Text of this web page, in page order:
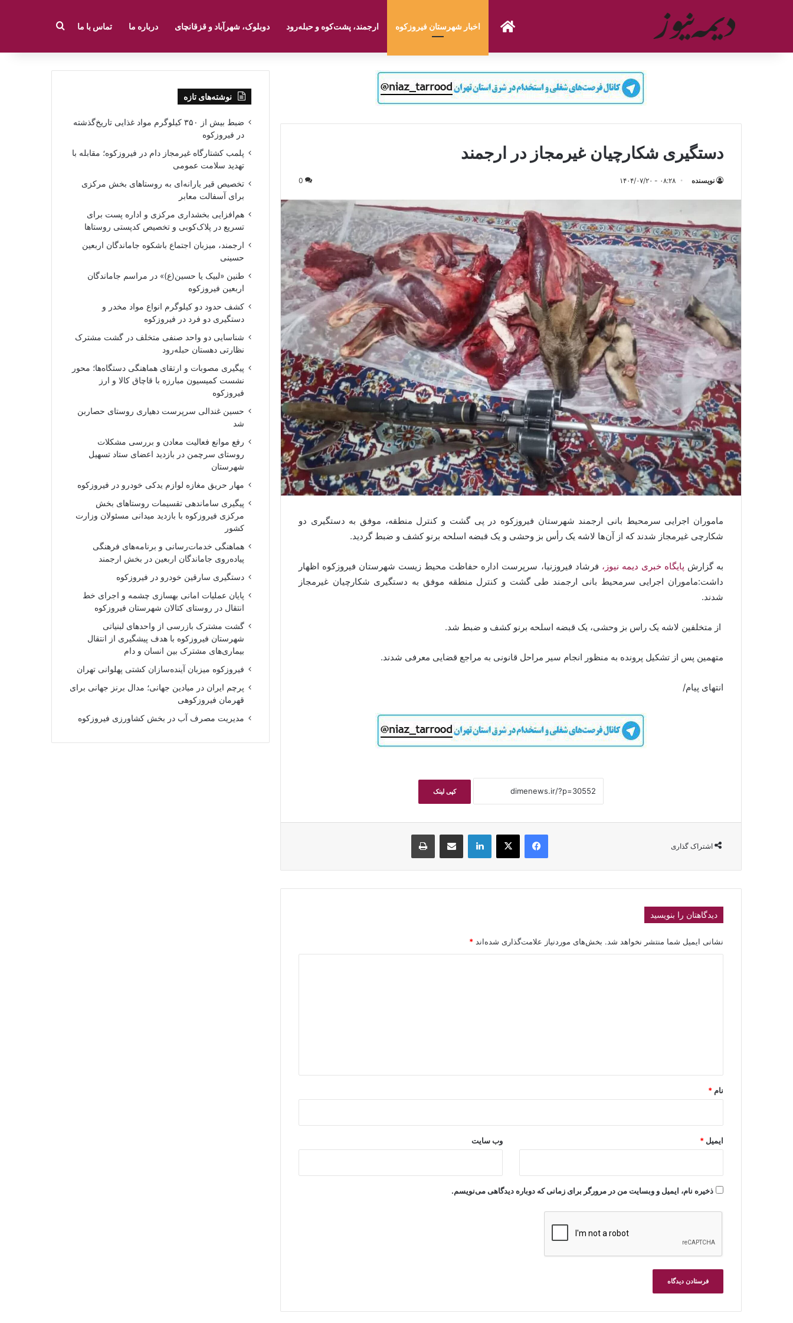
صفحه نخست
اخبار شهرستان فیروزکوه ارجمند، پشت‌کوه و حبله‌رود دوبلوک، شهرآباد و قزقانچای درباره ما تماس با ما جستجو برای
دستگیری شکارچیان غیرمجاز در ارجمند
نویسنده ۰۸:۲۸ - ۱۴۰۴/۰۷/۲۰ 0
ماموران اجرایی سرمحیط بانی ارجمند شهرستان فیروزکوه در پی گشت و کنترل منطقه، موفق به دستگیری دو
شکارچی غیرمجاز شدند که از آن‌ها لاشه یک رأس بز وحشی و یک قبضه اسلحه برنو کشف و ضبط گردید.
به گزارش پایگاه خبری دیمه نیوز، فرشاد فیروزنیا، سرپرست اداره حفاظت محیط زیست شهرستان فیروزکوه اظهار
داشت:ماموران اجرایی سرمحیط بانی ارجمند طی گشت و کنترل منطقه موفق به دستگیری شکارچیان غیرمجاز
شدند.
از متخلفین لاشه یک راس بز وحشی، یک قبضه اسلحه برنو کشف و ضبط شد.
متهمین پس از تشکیل پرونده به منظور انجام سیر مراحل قانونی به مراجع قضایی معرفی شدند.
انتهای پیام/
کپی لینک
اشتراک گذاری
فیسبوکایکس لینکداین اشتراک گذاری با ایمیل چاپ
دیدگاهتان را بنویسید
نشانی ایمیل شما منتشر نخواهد شد. بخش‌های موردنیاز علامت‌گذاری شده‌اند *
نام *
ایمیل * وب‌ سایت
ذخیره نام، ایمیل و وبسایت من در مرورگر برای زمانی که دوباره دیدگاهی می‌نویسم.
نوشته‌های تازه
ضبط بیش از ۳۵۰ کیلوگرم مواد غذایی تاریخ‌گذشته
در فیروزکوه
پلمب کشتارگاه غیرمجاز دام در فیروزکوه؛ مقابله با
تهدید سلامت عمومی
تخصیص قیر یارانه‌ای به روستاهای بخش مرکزی
برای آسفالت معابر
هم‌افزایی بخشداری مرکزی و اداره پست برای
تسریع در پلاک‌کوبی و تخصیص کدپستی روستاها
ارجمند، میزبان اجتماع باشکوه جاماندگان اربعین
حسینی
طنین «لبیک یا حسین(ع)» در مراسم جاماندگان
اربعین فیروزکوه
کشف حدود دو کیلوگرم انواع مواد مخدر و
دستگیری دو فرد در فیروزکوه
شناسایی دو واحد صنفی متخلف در گشت مشترک
نظارتی دهستان حبله‌رود
پیگیری مصوبات و ارتقای هماهنگی دستگاه‌ها؛ محور
نشست کمیسیون مبارزه با قاچاق کالا و ارز
فیروزکوه
حسین غندالی سرپرست دهیاری روستای حصاربن
شد
رفع موانع فعالیت معادن و بررسی مشکلات
روستای سرچمن در بازدید اعضای ستاد تسهیل
شهرستان
مهار حریق مغازه لوازم یدکی خودرو در فیروزکوه
پیگیری ساماندهی تقسیمات روستاهای بخش
مرکزی فیروزکوه با بازدید میدانی مسئولان وزارت
کشور
هماهنگی خدمات‌رسانی و برنامه‌های فرهنگی
پیاده‌روی جاماندگان اربعین در بخش ارجمند
دستگیری سارقین خودرو در فیروزکوه
پایان عملیات امانی بهسازی چشمه و اجرای خط
انتقال در روستای کتالان شهرستان فیروزکوه
گشت مشترک بازرسی از واحدهای لبنیاتی
شهرستان فیروزکوه با هدف پیشگیری از انتقال
بیماری‌های مشترک بین انسان و دام
فیروزکوه میزبان آینده‌سازان کشتی پهلوانی تهران
پرچم ایران در میادین جهانی؛ مدال برنز جهانی برای
قهرمان فیروزکوهی
مدیریت مصرف آب در بخش کشاورزی فیروزکوه